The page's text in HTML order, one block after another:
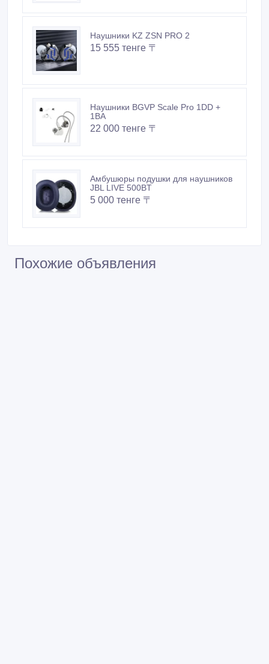
Наушники KZ ZSN PRO 2
15 555 тенге 〒
Наушники BGVP Scale Pro 1DD +
1BA
22 000 тенге 〒
Амбушюры подушки для наушников
JBL LIVE 500BT
5 000 тенге 〒
Похожие объявления